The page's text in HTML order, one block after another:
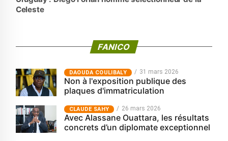
Celeste
FANICO
‎DAOUDA COULIBALY 31 mars 2026
Non à l'exposition publique des
plaques d'immatriculation
CLAUDE SAHY 26 mars 2026
Avec Alassane Ouattara, les résultats
concrets d’un diplomate exceptionnel